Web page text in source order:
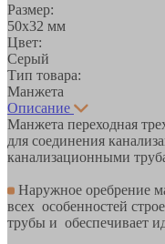
Размер:
50х32 мм
Цвет:
Серый
Тип товара:
Манжета
Описание
Манжета переходная
для соединения
канализационными
Наружное оребрение
всех особенностей
трубы и обеспечивает